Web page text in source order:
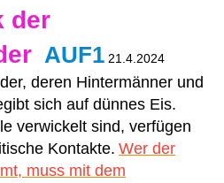
der
AUF1 21.4.2024
deren Hintermänner und
sich auf dünnes Eis.
verwickelt sind, verfügen
Kontakte. Wer der
muss mit dem